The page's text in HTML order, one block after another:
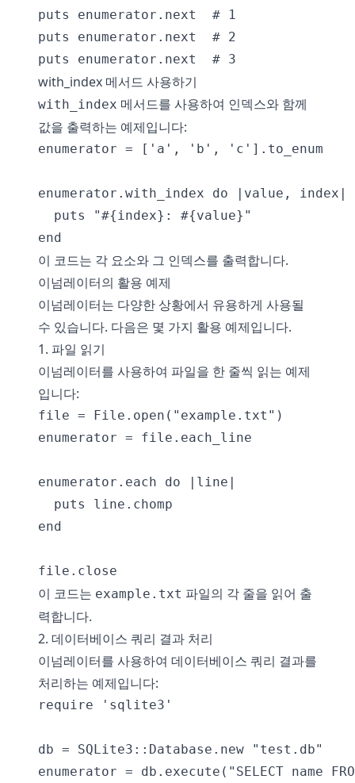
puts enumerator.next  # 1
puts enumerator.next  # 2
with_index 메서드 사용하기
with_index 메서드를 사용하여 인덱스와 함께
값을 출력하는 예제입니다:
enumerator = ['a', 'b', 'c'].to_enum
enumerator.with_index do |value, index|
  puts "#{index}: #{value}"
이 코드는 각 요소와 그 인덱스를 출력합니다.
이넘레이터의 활용 예제
이넘레이터는 다양한 상황에서 유용하게 사용될
수 있습니다. 다음은 몇 가지 활용 예제입니다.
1. 파일 읽기
이넘레이터를 사용하여 파일을 한 줄씩 읽는 예제
입니다:
file = File.open("example.txt")
enumerator = file.each_line
enumerator.each do |line|
  puts line.chomp
end
이 코드는 example.txt 파일의 각 줄을 읽어 출
력합니다.
2. 데이터베이스 쿼리 결과 처리
이넘레이터를 사용하여 데이터베이스 쿼리 결과를
처리하는 예제입니다:
require 'sqlite3'
db = SQLite3::Database.new "test.db"
enumerator = db.execute("SELECT name